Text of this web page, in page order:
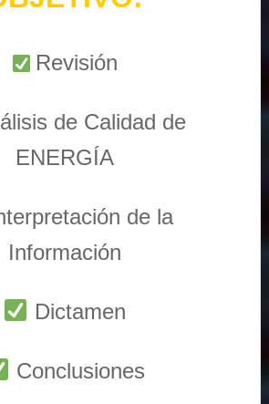
Revisión
de Calidad de
ENERGÍA
de la
Información
Dictamen
Conclusiones